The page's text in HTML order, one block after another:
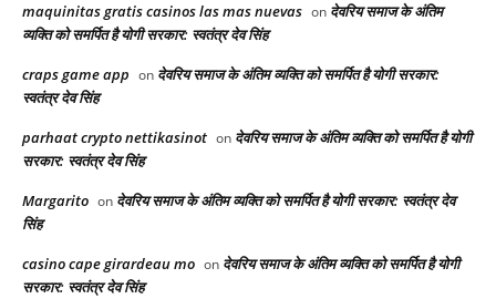
maquinitas gratis casinos las mas nuevas on देवरिय समाज के अंतिम
व्यक्ति को समर्पित है योगी सरकार: स्वतंत्र देव सिंह
craps game app on देवरिय समाज के अंतिम व्यक्ति को समर्पित है योगी सरकार:
स्वतंत्र देव सिंह
parhaat crypto nettikasinot on देवरिय समाज के अंतिम व्यक्ति को समर्पित है योगी
सरकार: स्वतंत्र देव सिंह
Margarito on देवरिय समाज के अंतिम व्यक्ति को समर्पित है योगी सरकार: स्वतंत्र देव
सिंह
casino cape girardeau mo on देवरिय समाज के अंतिम व्यक्ति को समर्पित है योगी
सरकार: स्वतंत्र देव सिंह